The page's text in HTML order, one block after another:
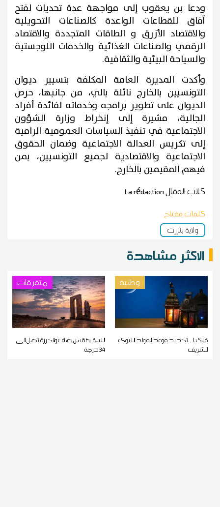
ودعا بن يعقوب إلى مواجهة عدة تحديات لفتح
آفاق للقطاعات الواعدة كالصناعات التحويلية
والاقتصاد الأزرق و الطاقات المتجددة والاقتصاد
الرقمي والصناعات الغذائية والخدمات اللوجستية
والسياحة البيئية والثقافية.
وأكدت المديرة العامة المكلفة بتسيير ديوان
التونسيين بالخارج نائلة بالي، من جانبها، حرص
الديوان على تطوير برامجه وخدماته لفائدة أفراد
الجالية، مشيرة إلى إنخراط وزارة الشؤون
الاجتماعية في تنفيذ السياسات العمومية الرامية
إلى تكريس العدالة الاجتماعية وضمان الحقوق
الاجتماعية والاقتصادية لجميع التونسيين، بمن
فيهم المقيمين بالخارج.
كاتب المقالLa rédaction
كلمات مفتاح
ولاية بنزرت
الاكثر مشاهدة
وطنية
فلكيا... تحديد موعد المولد النبوي
الشريف
متفرقات
الليلة: طقس صاف والحرارة تصل إلى
34 درجة